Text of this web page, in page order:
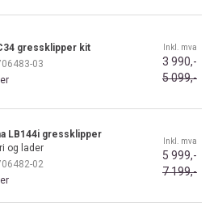
gressklipper kit
03
Inkl. mva
3 990,-
5 099,-
LB144i gressklipper
og lader
02
Inkl. mva
5 999,-
7 199,-